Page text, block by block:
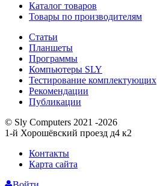
Каталог товаров
Товары по производителям
Статьи
Планшеты
Программы
Компьютеры SLY
Тестирование комплектующих
Рекомендации
Публикации
© Sly Computers 2021 -2026
1-й Хорошёвский проезд д4 к2
Контакты
Карта сайта